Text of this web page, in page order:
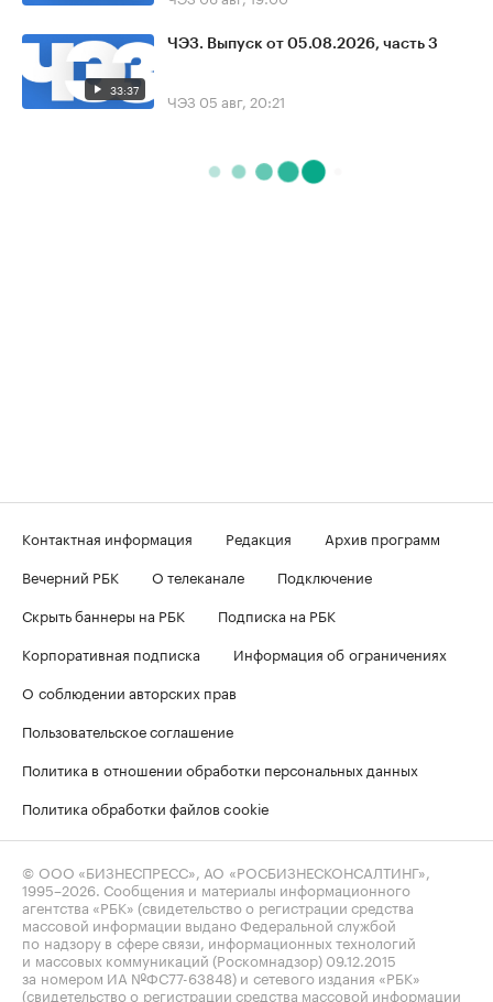
33:37
ЧЭЗ. Выпуск от 05.08.2026, часть 3
ЧЭЗ 05 авг, 20:21
Контактная информация Редакция
Архив программ
Вечерний РБК
О телеканале
Подключение
Скрыть баннеры на РБК
Подписка на РБК
Корпоративная подписка
Информация об ограничениях
О соблюдении авторских прав
Пользовательское соглашение
Политика в отношении обработки персональных данных
Политика обработки файлов cookie
© ООО «БИЗНЕСПРЕСС», АО «РОСБИЗНЕСКОНСАЛТИНГ»,
1995–2026 . Сообщения и материалы информационного
агентства «РБК» (свидетельство о регистрации средства
массовой информации выдано Федеральной службой
по надзору в сфере связи, информационных технологий
и массовых коммуникаций (Роскомнадзор) 09.12.2015
за номером ИА №ФС77-63848) и сетевого издания «РБК»
(свидетельство о регистрации средства массовой информации